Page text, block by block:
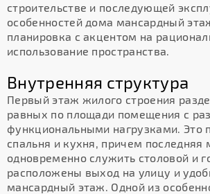
строительстве и последующей
особенностей дома мансардный
планировка с акцентом на
использование пространства.
Внутренняя структура
Первый этаж жилого строения
равных по площади помещения с
функциональными нагрузками. Это
спальня и кухня, причем последняя
одновременно служить столовой и
расположены выход на улицу и
мансардный этаж. Одной из